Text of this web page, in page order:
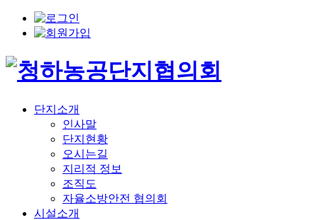
단지소개
인사말
단지현황
오시는길
지리적 정보
조직도
자율소방안전 협의회
시설소개